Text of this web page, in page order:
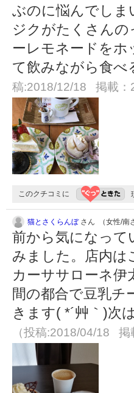
ぶのに悩んでしま
ジクがたくさん
ーレモネードを
て飲みながら食
稿:2018/12/18 掲載：
このクチコミに
猫とさくらんぼさん （女性/南
前から気になって
みました。店内は
カーササローネ伊
間の都合で豆乳チ
きます( *´艸｀)次
（投稿:2018/04/18 掲